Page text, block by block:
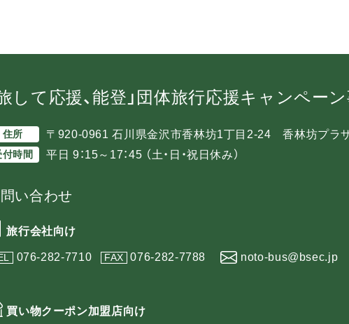
旅して応援、能登」団体旅行応援キャンペー
住所 〒920-0961 石川県金沢市香林坊1丁目2-24 香林坊プラ
付時間 平日 9：15～17：45 （土・日・祝日休み）
い合わせ
旅行会社向け
076-282-7710 FAX 076-282-7788 noto-bus@bsec.jp
買い物クーポン加盟店向け